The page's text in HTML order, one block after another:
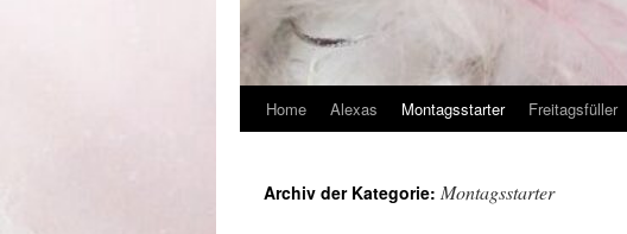
Zum
springen
Home Alexas Montagsstarter Freitagsfüller
Archiv der Kategorie: Montagsstarter